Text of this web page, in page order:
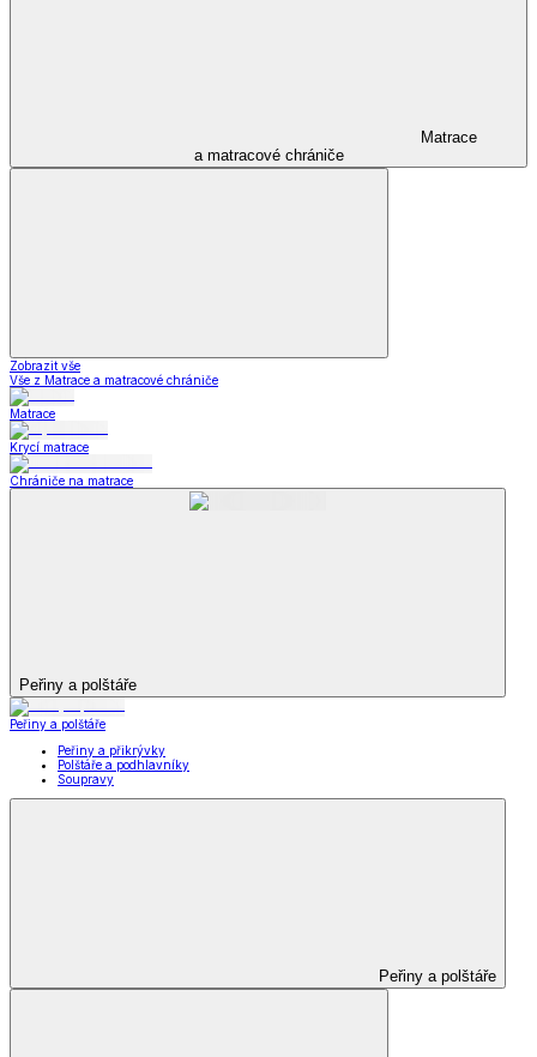
Matrace
a matracové chrániče
Zobrazit vše
Vše z Matrace a matracové chrániče
Matrace
Krycí matrace
Chrániče na matrace
Peřiny a polštáře
Peřiny a polštáře
Peřiny a přikrývky
Polštáře a podhlavníky
Soupravy
Peřiny a polštáře